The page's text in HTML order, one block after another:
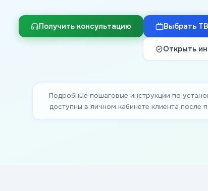
Получить консультацию Выбрать
Открыть
Подробные пошаговые инструкции по
доступны в личном кабинете клиента после